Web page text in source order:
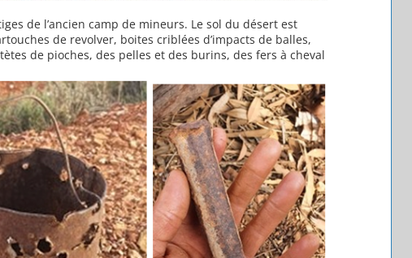
de l’ancien camp de mineurs. Le sol du désert est
de revolver, boites criblées d’impacts de balles,
de pioches, des pelles et des burins, des fers à cheval